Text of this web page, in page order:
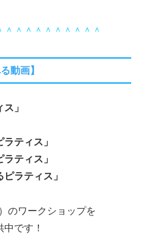
＾＾＾＾＾＾＾＾＾＾
動画】
」
ティス」
ティス」
ラティス」
のワークショップを
です！